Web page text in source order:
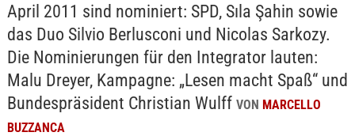
April 2011 sind nominiert: SPD, Sıla Şahin sowie
das Duo Silvio Berlusconi und Nicolas Sarkozy.
Die Nominierungen für den Integrator lauten:
Malu Dreyer, Kampagne: „Lesen macht Spaß“ und
Bundespräsident Christian Wulff VON MARCELLO
BUZZANCA